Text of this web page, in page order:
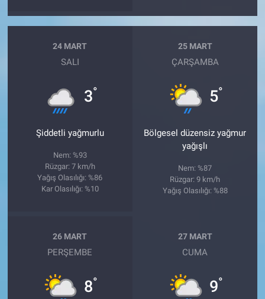
24 MART
SALI
3°
Şiddetli yağmurlu
Nem: %93
Rüzgar: 7 km/h
Yağış Olasılığı: %86
Kar Olasılığı: %10
25 MART
ÇARŞAMBA
5°
Bölgesel düzensiz yağmur
yağışlı
Nem: %87
Rüzgar: 9 km/h
Yağış Olasılığı: %88
26 MART
PERŞEMBE
8°
27 MART
CUMA
9°